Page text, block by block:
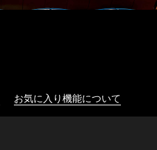
お気に入り機能について